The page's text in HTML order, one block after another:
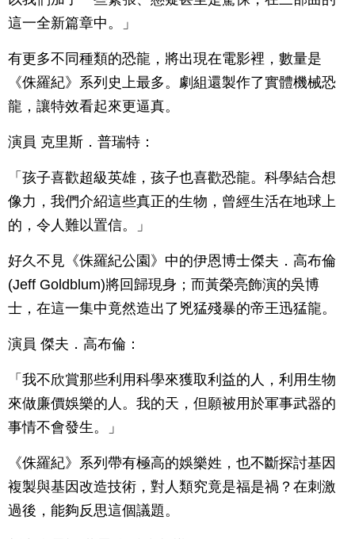
這一全新篇章中。」
有更多不同種類的恐龍，將出現在電影裡，數量是
《侏羅紀》系列史上最多。劇組還製作了實體機械恐
龍，讓特效看起來更逼真。
演員 克里斯．普瑞特：
「孩子喜歡超級英雄，孩子也喜歡恐龍。科學結合想
像力，我們介紹這些真正的生物，曾經生活在地球上
的，令人難以置信。」
好久不見《侏羅紀公園》中的伊恩博士傑夫．高布倫
(Jeff Goldblum)將回歸現身；而黃榮亮飾演的吳博
士，在這一集中竟然造出了兇猛殘暴的帝王迅猛龍。
演員 傑夫．高布倫：
「我不欣賞那些利用科學來獲取利益的人，利用生物
來做廉價娛樂的人。我的天，但願被用於軍事武器的
事情不會發生。」
《侏羅紀》系列帶有極高的娛樂姓，也不斷探討基因
複製與基因改造技術，對人類究竟是福是禍？在刺激
過後，能夠反思這個議題。